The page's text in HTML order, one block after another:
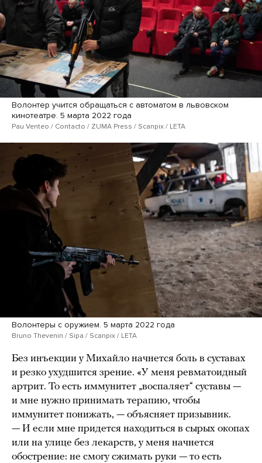
Волонтер учится обращаться с автоматом в львовском
кинотеатре. 5 марта 2022 года
Pau Venteo / Contacto / ZUMA Press / Scanpix / LETA
Волонтеры с оружием. 5 марта 2022 года
Bruno Thevenin / Sipa / Scanpix / LETA
Без инъекции у Михайло начнется боль в суставах
и резко ухудшится зрение. «У меня ревматоидный
артрит. То есть иммунитет „воспаляет“ суставы —
и мне нужно принимать терапию, чтобы
иммунитет понижать, — объясняет призывник.
— И если мне придется находиться в сырых окопах
или на улице без лекарств, у меня начнется
обострение: не смогу сжимать руки — то есть